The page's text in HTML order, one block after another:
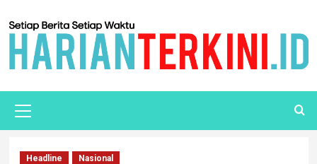
Headline Nasional